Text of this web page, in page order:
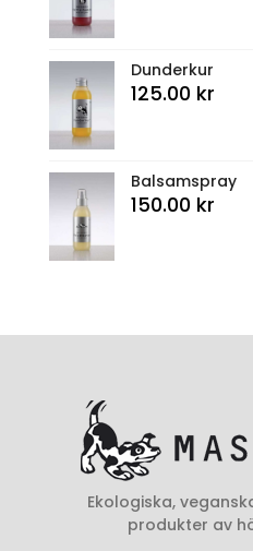
Dunderkur
125.00 kr
Balsamspray
150.00 kr
Ekologiska,
produkter av